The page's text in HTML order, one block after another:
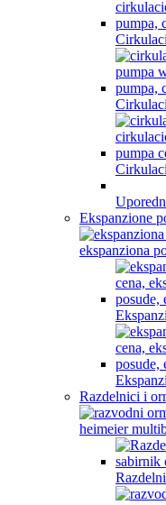
Ekspanzione
Razdelnici i